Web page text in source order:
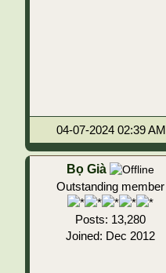
04-07-2024 02:39 AM
Bọ Già
Outstanding member
Posts: 13,280
Joined: Dec 2012